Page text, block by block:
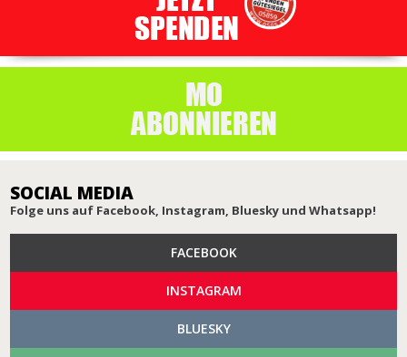
SOCIAL MEDIA
Folge uns auf Facebook, Instagram, Bluesky und Whatsapp!
FACEBOOK
INSTAGRAM
BLUESKY